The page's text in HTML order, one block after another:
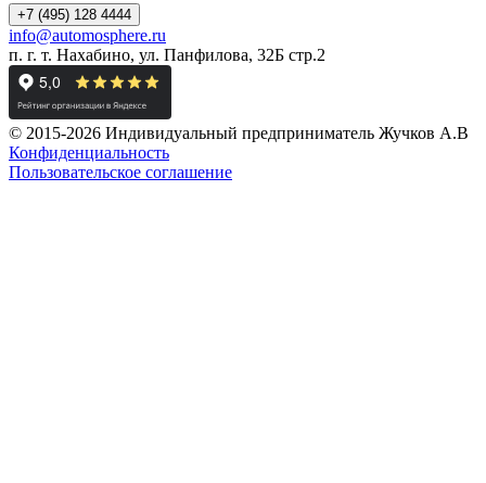
+7 (495) 128 4444
info@automosphere.ru
п. г. т. Нахабино, ул. Панфилова, 32Б стр.2
© 2015-2026 Индивидуальный предприниматель Жучков А.В
Конфиденциальность
Пользовательское соглашение